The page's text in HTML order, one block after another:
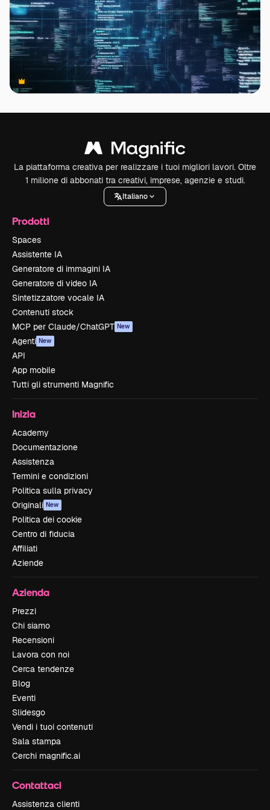
Premium
Premium
La piattaforma creativa per realizzare i tuoi migliori lavori. Oltre
1 milione di abbonati tra creativi, imprese, agenzie e studi.
Italiano
Prodotti
Spaces
Assistente IA
Generatore di immagini IA
Generatore di video IA
Sintetizzatore vocale IA
Contenuti stock
MCP per Claude/ChatGPT New
Agenti New
API
App mobile
Tutti gli strumenti Magnific
Inizia
Academy
Documentazione
Assistenza
Termini e condizioni
Politica sulla privacy
Originali New
Politica dei cookie
Centro di fiducia
Affiliati
Aziende
Azienda
Prezzi
Chi siamo
Recensioni
Lavora con noi
Cerca tendenze
Blog
Eventi
Slidesgo
Vendi i tuoi contenuti
Sala stampa
Cerchi magnific.ai
Contattaci
Assistenza clienti